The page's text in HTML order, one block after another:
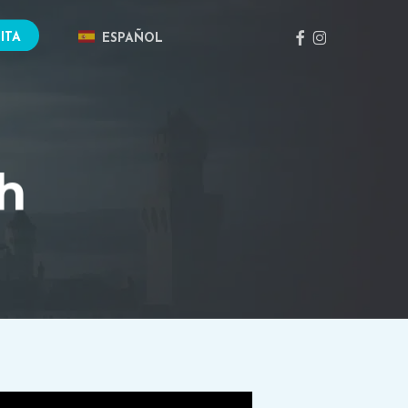
ESPAÑOL FACEBOOK
INSTAGRAM